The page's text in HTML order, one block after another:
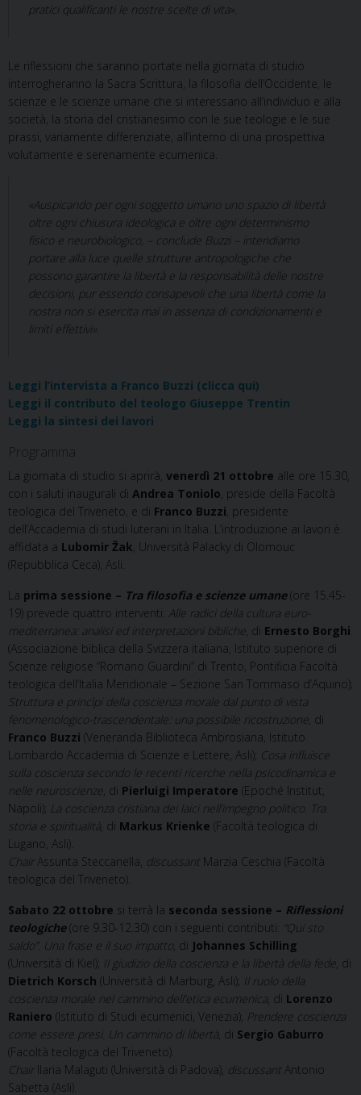
pratici qualificanti le nostre scelte di vita».
Le riflessioni che saranno portate nella giornata di studio
interrogheranno la Sacra Scrittura, la filosofia dell’Occidente, le
scienze e le scienze umane che si interessano all’individuo e alla
società, la storia del cristianesimo con le sue teologie e le sue
prassi, variamente differenziate, all’interno di una prospettiva
volutamente e serenamente ecumenica.
«Auspicando per ogni soggetto umano uno spazio di libertà
oltre ogni chiusura ideologica e oltre ogni determinismo
fisico e neurobiologico, – conclude Buzzi – intendiamo
portare alla luce quelle strutture antropologiche che
possono garantire la libertà e la responsabilità delle nostre
decisioni, pur essendo consapevoli che una libertà come la
nostra non si esercita mai in assenza di condizionamenti e
limiti effettivi».
Leggi l’intervista a Franco Buzzi (clicca qui)
Leggi il contributo del teologo Giuseppe Trentin
Leggi la sintesi dei lavori
Programma
La giornata di studio si aprirà, venerdì 21 ottobre alle ore 15.30,
con i saluti inaugurali di Andrea Toniolo , preside della Facoltà
teologica del Triveneto, e di Franco Buzzi , presidente
dell’Accademia di studi luterani in Italia. L’introduzione ai lavori è
affidata a Lubomir Žak , Università Palacky di Olomouc
(Repubblica Ceca), Asli.
La prima sessione – Tra filosofia e scienze umane(ore 15.45-
19) prevede quattro interventi: Alle radici della cultura euro-
mediterranea: analisi ed interpretazioni bibliche , di Ernesto Borghi
(Associazione biblica della Svizzera italiana, Istituto superiore di
Scienze religiose “Romano Guardini” di Trento, Pontificia Facoltà
teologica dell’Italia Meridionale – Sezione San Tommaso d’Aquino);
Struttura e princìpi della coscienza morale dal punto di vista
fenomenologico-trascendentale: una possibile ricostruzione , di
Franco Buzzi (Veneranda Biblioteca Ambrosiana, Istituto
Lombardo Accademia di Scienze e Lettere, Asli); Cosa influisce
sulla coscienza secondo le recenti ricerche nella psicodinamica e
nelle neuroscienze , di Pierluigi Imperatore (Epoché Institut,
Napoli); La coscienza cristiana dei laici nell’impegno politico. Tra
storia e spiritualità , di Markus Krienke (Facoltà teologica di
Lugano, Asli).
Chair Assunta Steccanella, discussant Marzia Ceschia (Facoltà
teologica del Triveneto).
Sabato 22 ottobre si terrà la seconda sessione – Riflessioni
teologiche(ore 9.30-12.30) con i seguenti contributi: “Qui sto
saldo”. Una frase e il suo impatto , di Johannes Schilling
(Università di Kiel); Il giudizio della coscienza e la libertà della fede , di
Dietrich Korsch (Università di Marburg, Asli); Il ruolo della
coscienza morale nel cammino dell’etica ecumenica , di Lorenzo
Raniero (Istituto di Studi ecumenici, Venezia); Prendere coscienza
come essere presi. Un cammino di libertà , di Sergio Gaburro
(Facoltà teologica del Triveneto).
Chair Ilaria Malaguti (Università di Padova), discussant Antonio
Sabetta (Asli).